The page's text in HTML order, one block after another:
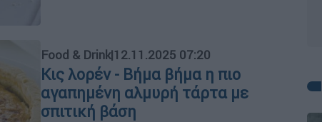
Food & Drink|12.11.2025 07:20
Kις λορέν - Βήμα βήμα η πιο
αγαπημένη αλμυρή τάρτα με
σπιτική βάση